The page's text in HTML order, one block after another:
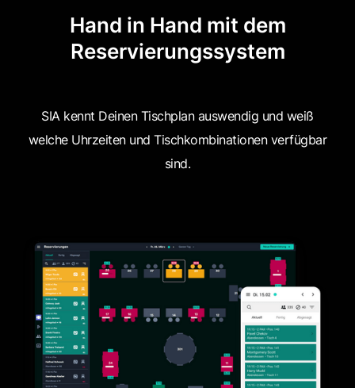
Hand in Hand mit dem
Reservierungssystem
SIA kennt Deinen Tischplan auswendig und weiß
welche Uhrzeiten und Tischkombinationen verfügbar
sind.